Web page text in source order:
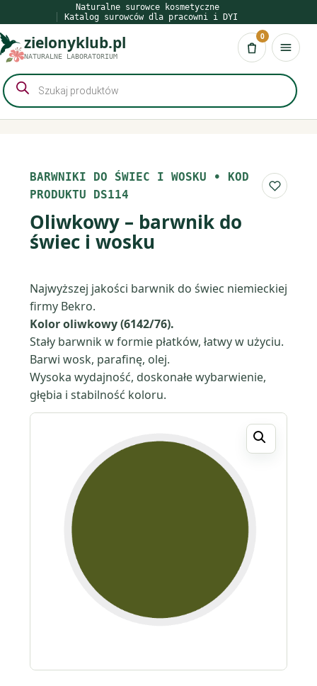
do
treści
Naturalne surowce kosmetyczne
Katalog surowców dla pracowni i DYI
zielonyklub.pl
NATURALNE LABORATORIUM Koszyk
0
Wyszukiwarka
produktów
BARWNIKI DO ŚWIEC I WOSKU • KOD
PRODUKTU DS114
Do
Oliwkowy – barwnik do
świec i wosku
Najwyższej jakości barwnik do świec niemieckiej
firmy Bekro.
Koloroliwkowy (6142/76).
Stały barwnik w formie płatków, łatwy w użyciu.
Barwi wosk, parafinę, olej.
Wysoka wydajność, doskonałe wybarwienie,
głębia i stabilność koloru.